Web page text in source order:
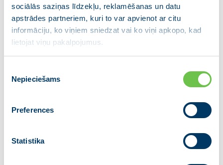
sociālās saziņas līdzekļu, reklamēšanas un datu
apstrādes partneriem, kuri to var apvienot ar citu
informāciju, ko viņiem sniedzat vai ko viņi apkopo, kad
lietojat viņu pakalpojumus.
izvēle
Nepieciešams
Preferences
Statistika
22.08.2025
Šodien Zemessardzes vārds un reputācija nevienam
šaubas nerada. Būt zemessargam daudziem ir goda
pašreizējās 14. Saeimas deputāti un ministri, tostarp
no Jaunās vienotības –…